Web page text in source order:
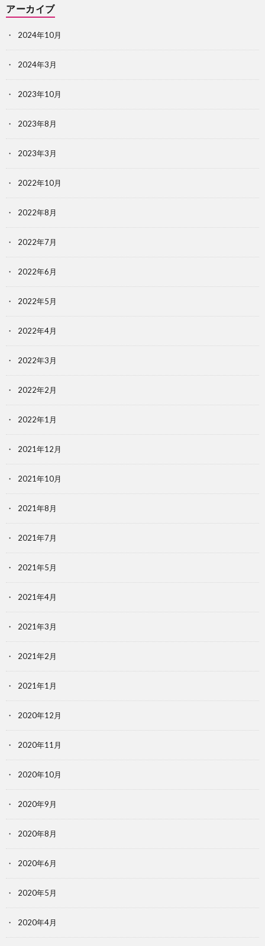
アーカイブ
2024年10月
2024年3月
2023年10月
2023年8月
2023年3月
2022年10月
2022年8月
2022年7月
2022年6月
2022年5月
2022年4月
2022年3月
2022年2月
2022年1月
2021年12月
2021年10月
2021年8月
2021年7月
2021年5月
2021年4月
2021年3月
2021年2月
2021年1月
2020年12月
2020年11月
2020年10月
2020年9月
2020年8月
2020年6月
2020年5月
2020年4月